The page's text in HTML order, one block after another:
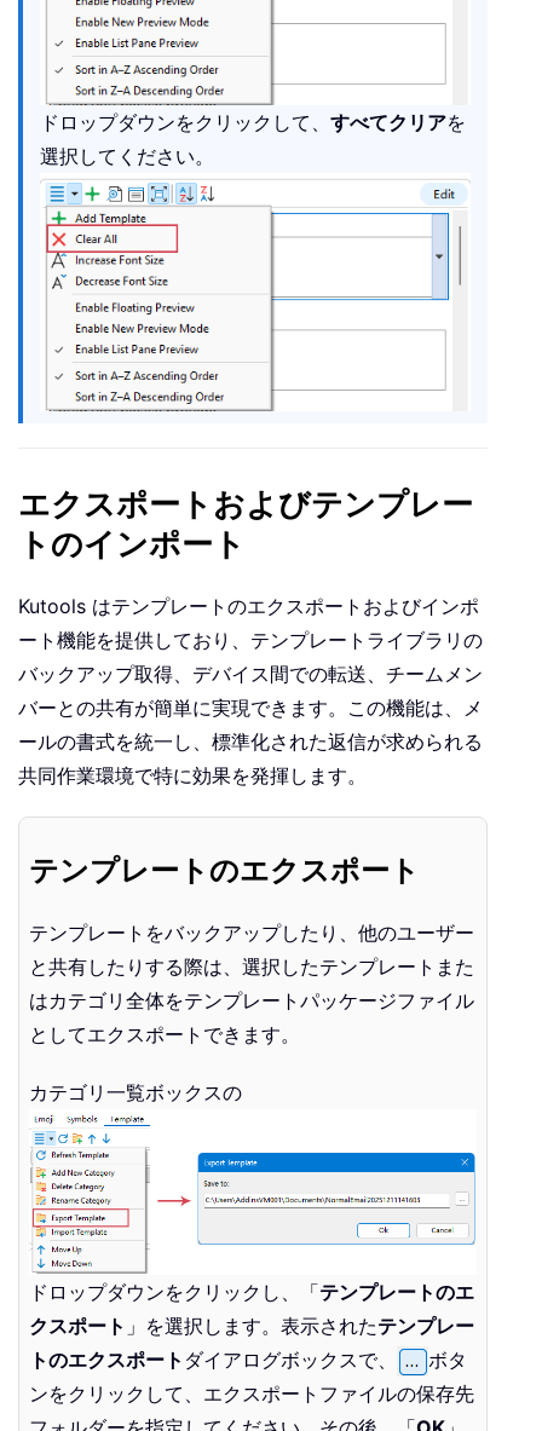
ドロップダウンをクリックして、 すべてクリアを
選択してください。
エクスポートおよびテンプレー
トのインポート
Kutools はテンプレートのエクスポートおよびインポ
ート機能を提供しており、テンプレートライブラリの
バックアップ取得、デバイス間での転送、チームメン
バーとの共有が簡単に実現できます。この機能は、メ
ールの書式を統一し、標準化された返信が求められる
共同作業環境で特に効果を発揮します。
テンプレートのエクスポート
テンプレートをバックアップしたり、他のユーザー
と共有したりする際は、選択したテンプレートまた
はカテゴリ全体をテンプレートパッケージファイル
としてエクスポートできます。
カテゴリ一覧ボックスの
ドロップダウンをクリックし、「テンプレートのエ
クスポート 」を選択します。表示されたテンプレー
トのエクスポート ダイアログボックスで、
ボタ
ンをクリックして、エクスポートファイルの保存先